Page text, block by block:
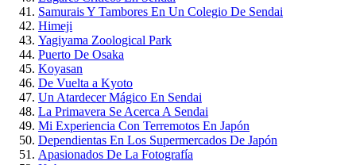
Samurais Y Tambores En Un Colegio De Sendai
Himeji
Yagiyama Zoological Park
Puerto De Osaka
Koyasan
De Vuelta a Kyoto
Un Atardecer Mágico En Sendai
La Primavera Se Acerca A Sendai
Mi Experiencia Con Terremotos En Japón
Dependientas En Los Supermercados De Japón
Apasionados De La Fotografía